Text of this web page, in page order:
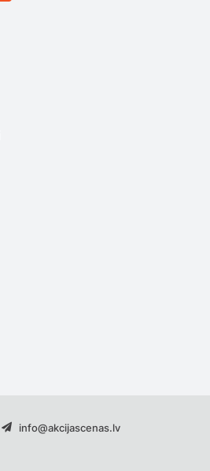
info@akcijascenas.lv